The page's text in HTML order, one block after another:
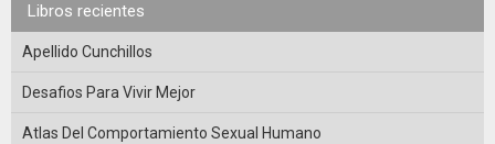
Libros recientes
Apellido Cunchillos
Desafios Para Vivir Mejor
Atlas Del Comportamiento Sexual Humano